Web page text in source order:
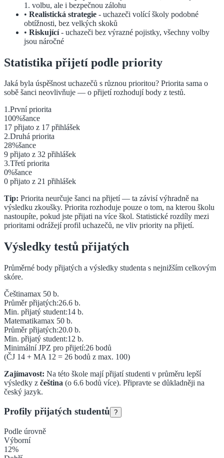
1. volbu, ale i bezpečnou zálohu
• Realistická strategie - uchazeči volící školy podobné
obtížnosti, bez velkých skoků
• Riskující- uchazeči bez výrazné pojistky, všechny volby
jsou náročné
Statistika přijetí podle priority
Jaká byla úspěšnost uchazečů s různou prioritou? Priorita sama o
sobě šanci neovlivňuje — o přijetí rozhodují body z testů.
1.První priorita
100%šance
17 přijato z 17 přihlášek
2.Druhá priorita
28%šance
9 přijato z 32 přihlášek
3.Třetí priorita
0%šance
0 přijato z 21 přihlášek
Tip: Priorita neurčuje šanci na přijetí — ta závisí výhradně na
výsledku zkoušky. Priorita rozhoduje pouze o tom, na kterou školu
nastoupíte, pokud jste přijati na více škol. Statistické rozdíly mezi
prioritami odrážejí profil uchazečů, ne vliv priority na přijetí.
Výsledky testů přijatých
Průměrné body přijatých a výsledky studenta s nejnižším celkovým
skóre.
Češtinamax 50 b.
Průměr přijatých:26.6 b.
Min. přijatý student:14 b.
Matematikamax 50 b.
Průměr přijatých:20.0 b.
Min. přijatý student:12 b.
Minimální JPZ pro přijetí:26 bodů
(ČJ 14 + MA 12 = 26 bodů z max. 100)
Zajímavost: Na této škole mají přijatí studenti v průměru lepší
výsledky z čeština (o 6.6 bodů více). Připravte se důkladněji na
český jazyk.
Profily přijatých studentů ?
Podle úrovně
Výborní
12%